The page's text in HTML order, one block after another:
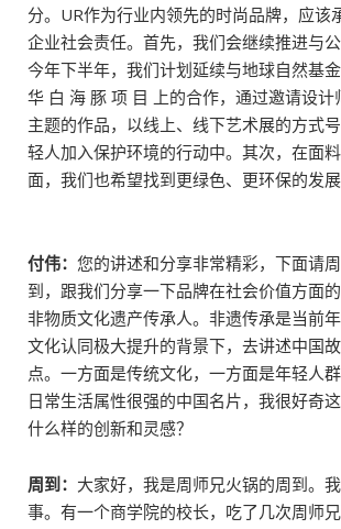
分。UR作为行业内领先的时尚品牌，应该
企业社会责任。首先，我们会继续推进与公
今年下半年，我们计划延续与地球自然基
华 白 海 豚 项 目 上的合作，通过邀请设计
主题的作品，以线上、线下艺术展的方式
轻人加入保护环境的行动中。其次，在面
面，我们也希望找到更绿色、更环保的发展
付伟： 您的讲述和分享非常精彩，下面请
到，跟我们分享一下品牌在社会价值方面
非物质文化遗产传承人。非遗传承是当前
文化认同极大提升的背景下，去讲述中国
点。一方面是传统文化，一方面是年轻人
日常生活属性很强的中国名片，我很好奇
什么样的创新和灵感？
周到： 大家好，我是周师兄火锅的周到。
事。有一个商学院的校长，吃了几次周师